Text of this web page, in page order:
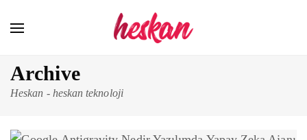
Archive
Heskan - heskan teknoloji